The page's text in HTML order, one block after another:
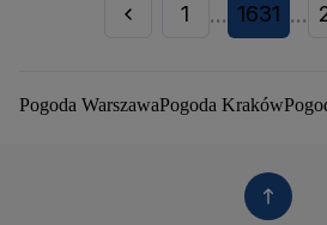
1 ... 1631 ...
Pogoda WarszawaPogoda Kraków
Pogoda Katowice
Pogoda